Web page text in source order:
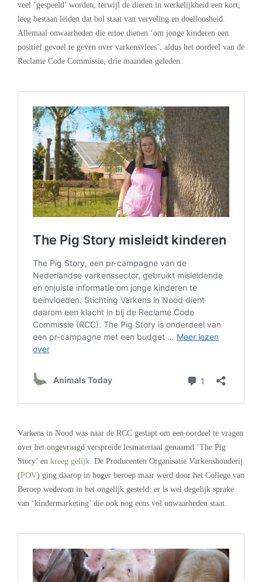
veel ‘gespeeld’ worden, terwijl de dieren in werkelijkheid een kort,
leeg bestaan leiden dat bol staat van verveling en doelloosheid.
Allemaal onwaarheden die ertoe dienen ‘om jonge kinderen een
positief gevoel te geven over varkensvlees’, aldus het oordeel van de
Reclame Code Commissie, drie maanden geleden.
Varkens in Nood was naar de RCC gestapt om een oordeel te vragen
over het ongevraagd verspreide lesmateriaal genaamd ‘The Pig
Story’ en kreeg gelijk. De Producenten Organisatie Varkenshouderij
(POV) ging daarop in hoger beroep maar werd door het College van
Beroep wederom in het ongelijk gesteld: er is wel degelijk sprake
van ‘kindermarketing’ die ook nog eens vol onwaarheden staat.